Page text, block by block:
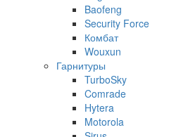
Baofeng
Security Force
Комбат
Wouxun
Гарнитуры
TurboSky
Comrade
Hytera
Motorola